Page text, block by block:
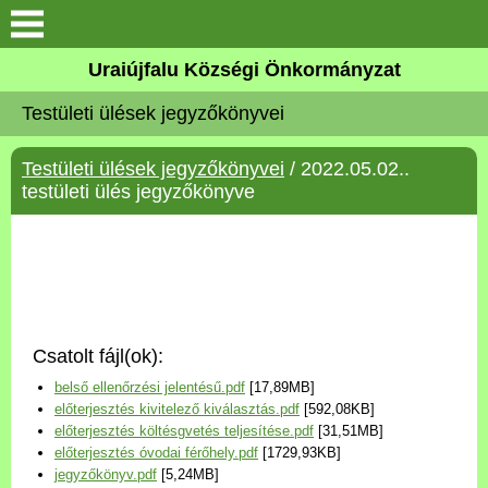
Köszöntő
Elérhetőségek
Uraiújfalu
Választási információk
Versenyképes Járások
Program
Uraiújfalu Községi Önkormányzat
Testületi ülések jegyzőkönyvei
Testületi ülések jegyzőkönyvei / 2022.05.02..
testületi ülés jegyzőkönyve
Csatolt fájl(ok):
belső ellenőrzési jelentésű.pdf [17,89MB]
előterjesztés kivitelező kiválasztás.pdf [592,08KB]
előterjesztés költésgvetés teljesítése.pdf [31,51MB]
előterjesztés óvodai férőhely.pdf [1729,93KB]
jegyzőkönyv.pdf [5,24MB]